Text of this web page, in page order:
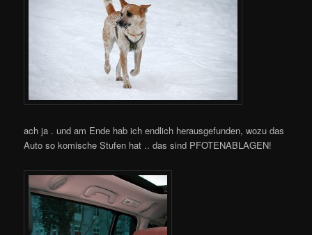
ach ja . und am Ende hab ich endlich herausgefunden, wozu das
Auto so komische Stufen hat .. das sind PFOTENABLAGEN!